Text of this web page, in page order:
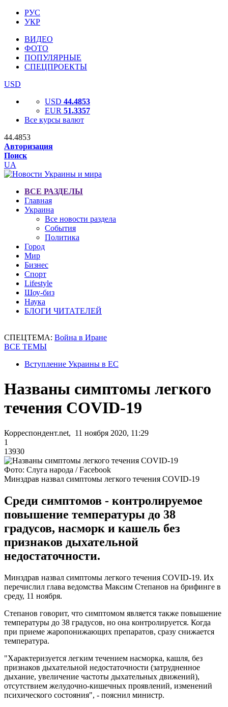
РУС
УКР
ВИДЕО
ФОТО
ПОПУЛЯРНЫЕ
СПЕЦПРОЕКТЫ
USD
USD 44.4853
EUR 51.3357
Все курсы валют
44.4853
Авторизация
Поиск
UA
ВСЕ РАЗДЕЛЫ
Главная
Украина
Все новости раздела
События
Политика
Город
Мир
Бизнес
Спорт
Lifestyle
Шоу-биз
Наука
БЛОГИ ЧИТАТЕЛЕЙ
СПЕЦТЕМА: Война в Иране
ВСЕ ТЕМЫ
Вступление Украины в ЕС
Названы симптомы легкого
течения COVID-19
Корреспондент.net, 11 ноября 2020, 11:29
1
13930
Фото: Слуга народа / Facebook
Минздрав назвал симптомы легкого течения COVID-19
Среди симптомов - контролируемое
повышение температуры до 38
градусов, насморк и кашель без
признаков дыхательной
недостаточности.
Минздрав назвал симптомы легкого течения COVID-19. Их
перечислил глава ведомства Максим Степанов на брифинге в
среду, 11 ноября.
Степанов говорит, что симптомом является также повышение
температуры до 38 градусов, но она контролируется. Когда
при приеме жаропонижающих препаратов, сразу снижается
температура.
"Характеризуется легким течением насморка, кашля, без
признаков дыхательной недостаточности (затрудненное
дыхание, увеличение частоты дыхательных движений),
отсутствием желудочно-кишечных проявлений, изменений
психического состояния", - пояснил министр.